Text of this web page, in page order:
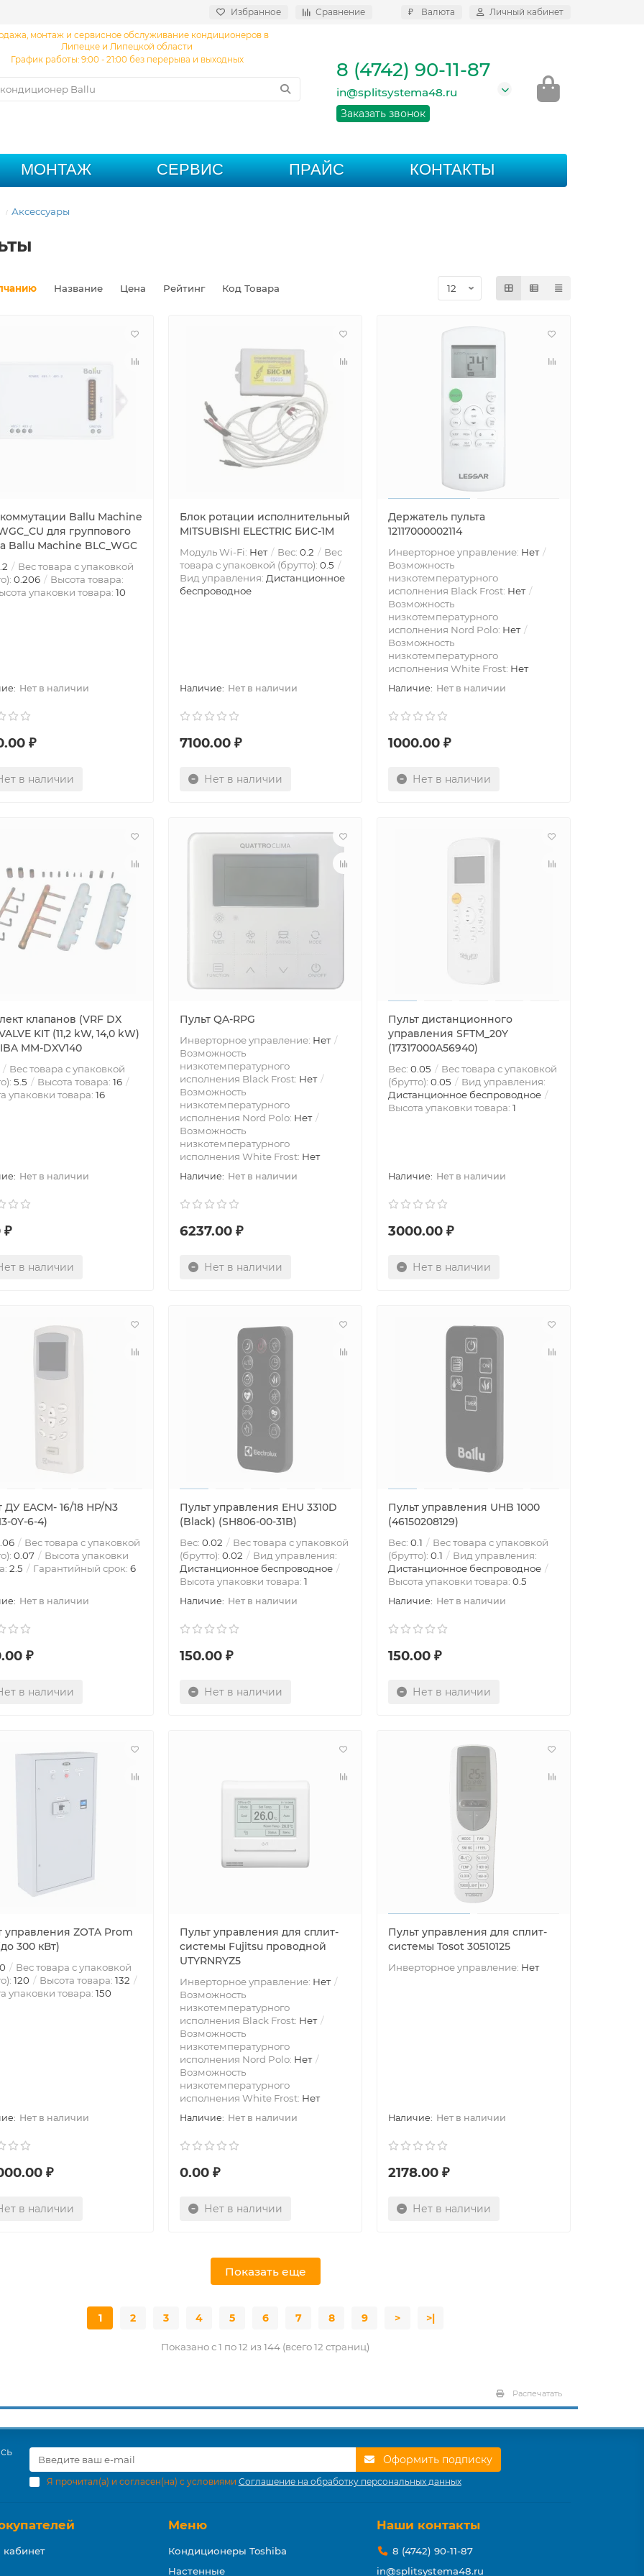
Избранное Сравнение ₽ Валюта Личный кабинет
монтаж и сервисное обслуживание кондиционеров в
Липецке и Липецкой области
График работы: 9:00 - 21:00 без перерыва и выходных
8 (4742) 90-11-87
in@splitsystema48.ru
Заказать звонок
МОНТАЖ СЕРВИС ПРАЙС КОНТАКТЫ
Аксессуары
Название Цена Рейтинг Код Товара
Ballu Machine
для группового
Ballu Machine BLC_WGC
Вес товара с упаковкой
0.206
Высота товара:
упаковки товара: 10
Нет в наличии
₽
в наличии
Блок ротации исполнительный
MITSUBISHI ELECTRIC БИС-1M
Модуль Wi-Fi: Нет Вес: 0.2
Вес
товара с упаковкой (брутто): 0.5
Вид управления: Дистанционное
беспроводное
Нет в наличии
7100.00 ₽
Нет в наличии
Держатель пульта
12117000002114
Инверторное управление: Нет
Возможность
низкотемпературного
исполнения Black Frost: Нет
Возможность
низкотемпературного
исполнения Nord Polo: Нет
Возможность
низкотемпературного
исполнения White Frost: Нет
Нет в наличии
1000.00 ₽
Нет в наличии
клапанов (VRF DX
KIT (11,2 kW, 14,0 kW)
MM-DXV140
Вес товара с упаковкой
5.5 Высота товара: 16
упаковки товара: 16
Нет в наличии
₽
в наличии
Пульт QA-RPG
Инверторное управление: Нет
Возможность
низкотемпературного
исполнения Black Frost: Нет
Возможность
низкотемпературного
исполнения Nord Polo: Нет
Возможность
низкотемпературного
исполнения White Frost: Нет
Нет в наличии
6237.00 ₽
Нет в наличии
Пульт дистанционного
управления SFTM_20Y
(17317000A56940)
Вес: 0.05
Вес товара с упаковкой
(брутто): 0.05
Вид управления:
Дистанционное беспроводное
Высота упаковки товара: 1
Нет в наличии
3000.00 ₽
Нет в наличии
ДУ EACM- 16/18 НP/N3
0Y-6-4)
Вес товара с упаковкой
0.07
Высота упаковки
2.5 Гарантийный срок: 6
Нет в наличии
₽
в наличии
Пульт управления EHU 3310D
(Black) (SH806-00-31B)
Вес: 0.02
Вес товара с упаковкой
(брутто): 0.02
Вид управления:
Дистанционное беспроводное
Высота упаковки товара: 1
Нет в наличии
150.00 ₽
Нет в наличии
Пульт управления UHB 1000
(46150208129)
Вес: 0.1
Вес товара с упаковкой
(брутто): 0.1
Вид управления:
Дистанционное беспроводное
Высота упаковки товара: 0.5
Нет в наличии
150.00 ₽
Нет в наличии
управления ZOTA Prom
300 кВт)
Вес товара с упаковкой
120 Высота товара: 132
упаковки товара: 150
Нет в наличии
₽
в наличии
Пульт управления для сплит-
системы Fujitsu проводной
UTYRNRYZ5
Инверторное управление: Нет
Возможность
низкотемпературного
исполнения Black Frost: Нет
Возможность
низкотемпературного
исполнения Nord Polo: Нет
Возможность
низкотемпературного
исполнения White Frost: Нет
Нет в наличии
0.00 ₽
Нет в наличии
Пульт управления для сплит-
системы Tosot 30510125
Инверторное управление: Нет
Нет в наличии
2178.00 ₽
Нет в наличии
Показать еще
1 2 3 4 5 6 7 8 9 > >|
Показано с 1 по 12 из 144 (всего 12 страниц)
Распечатать
Оформить подписку
Я прочитал(а) и согласен(на) с условиями Соглашение на обработку персональных данных
Меню
Кондиционеры Toshiba
Настенные
Наши контакты
8 (4742) 90-11-87
in@splitsystema48.ru